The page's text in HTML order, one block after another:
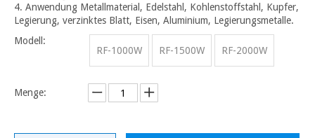
4. Anwendung Metallmaterial, Edelstahl, Kohlenstoffstahl, Kupfer,
Legierung, verzinktes Blatt, Eisen, Aluminium, Legierungsmetalle.
Modell:
RF-1000W
RF-1500W RF-2000W
Menge: